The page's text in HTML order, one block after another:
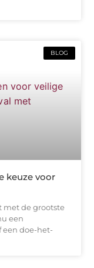
BLOG
keuze voor
met de grootste
een
een doe-het-